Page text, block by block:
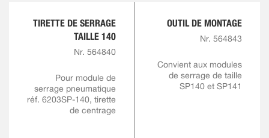
TIRETTE DE SERRAGE
TAILLE 140
Nr. 564840
Pour module de
serrage pneumatique
réf. 6203SP-140, tirette
de centrage
OUTIL DE MONTAGE
Nr. 564843
Convient aux modules
de serrage de taille
SP140 et SP141